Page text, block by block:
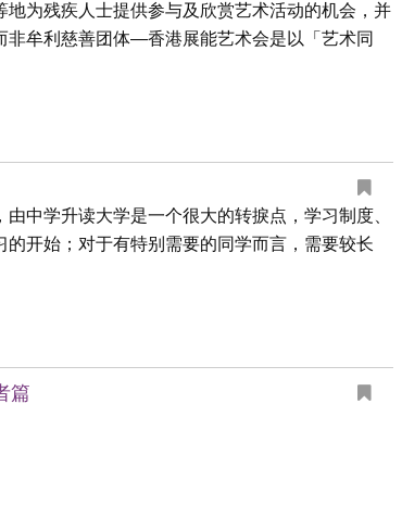
地为残疾人士提供参与及欣赏艺术活动的机会，并
非牟利慈善团体—香港展能艺术会是以「艺术同
中学升读大学是一个很大的转捩点，学习制度、
的开始；对于有特别需要的同学而言，需要较长
篇